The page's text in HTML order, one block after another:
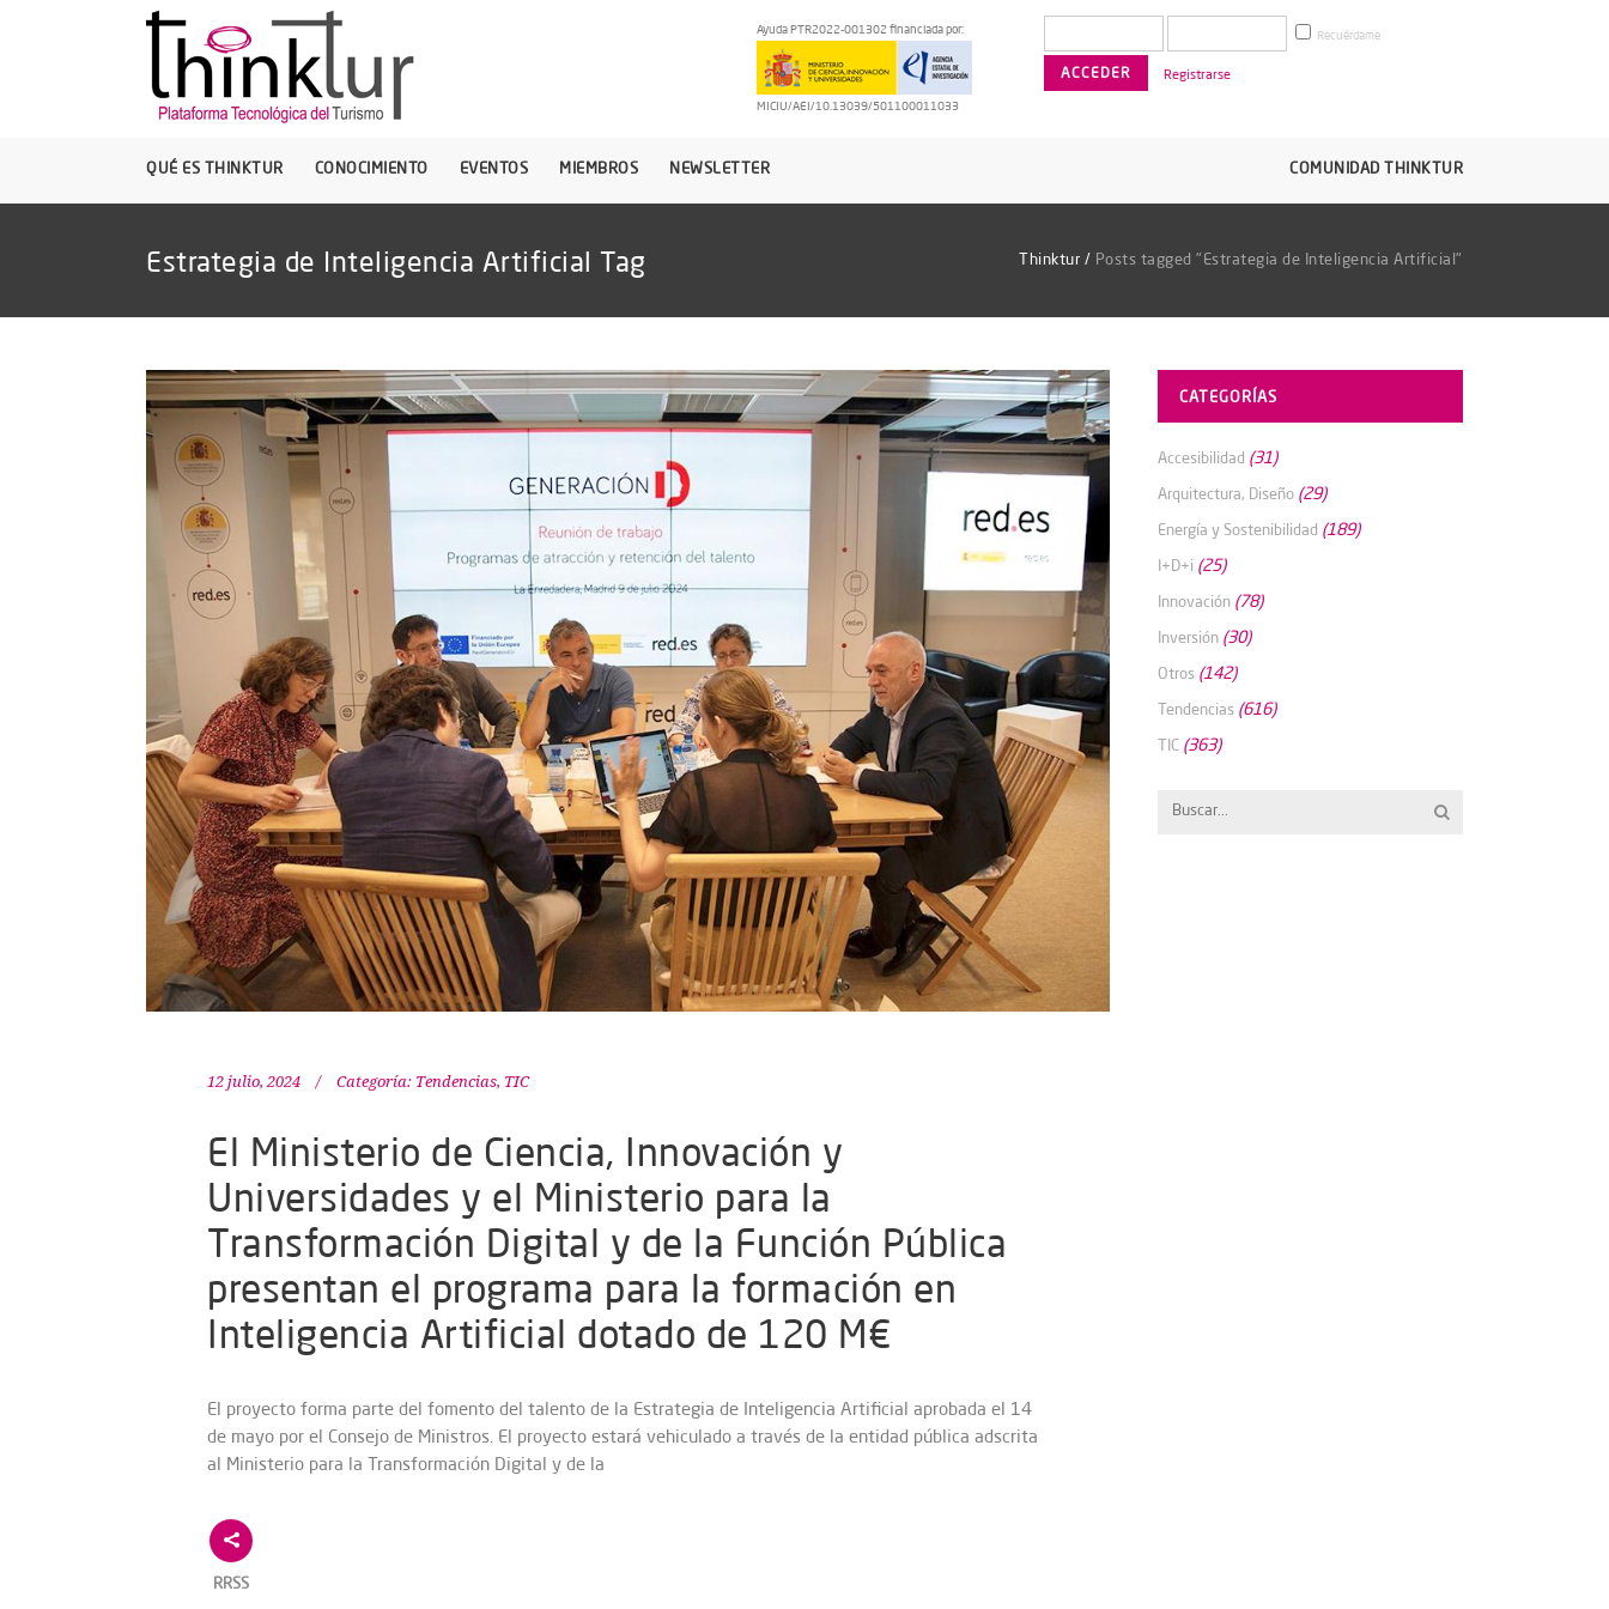
Ayuda PTR2022-001302 financiada por:
MICIU/AEI/10.13039/501100011033
Recuérdame
Registrarse
QUÉ ES THINKTUR CONOCIMIENTO EVENTOS MIEMBROS NEWSLETTER COMUNIDAD THINKTUR
Estrategia de Inteligencia Artificial Tag Thinktur / Posts tagged "Estrategia de Inteligencia Artificial"
12 julio, 2024 Categoría: Tendencias, TIC
El Ministerio de Ciencia, Innovación y
Universidades y el Ministerio para la
Transformación Digital y de la Función Pública
presentan el programa para la formación en
Inteligencia Artificial dotado de 120 M€
El proyecto forma parte del fomento del talento de la Estrategia de Inteligencia Artificial aprobada el 14
de mayo por el Consejo de Ministros. El proyecto estará vehiculado a través de la entidad pública adscrita
al Ministerio para la Transformación Digital y de la
RRSS
CATEGORÍAS
Accesibilidad (31)
Arquitectura, Diseño (29)
Energía y Sostenibilidad (189)
I+D+i (25)
Innovación (78)
Inversión (30)
Otros (142)
Tendencias (616)
TIC (363)